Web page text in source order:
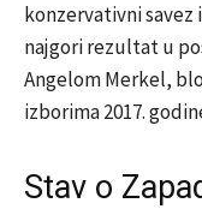
konzervativni savez
najgori rezultat u
Angelom Merkel,
izborima 2017.
Stav o